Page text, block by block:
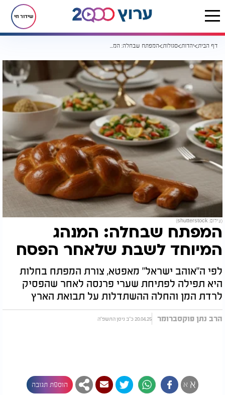
שידור חי
דף הבית יהדות סגולות המפתח שבחלה: המנהג המיוחד לשבת שלאחר הפסח
(צילום: shutterstock)
המפתח שבחלה: המנהג
המיוחד לשבת שלאחר הפסח
לפי ה"אוהב ישראל" מאפטא, צורת המפתח בחלות
היא תפילה לפתיחת שערי פרנסה לאחר שהפסיק
לרדת המן והחלה ההשתדלות על תבואת הארץ
הרב נתן פוקסברומר 20.04.25 כ"ב ניסן התשפ"ה
א א הוספת תגובה